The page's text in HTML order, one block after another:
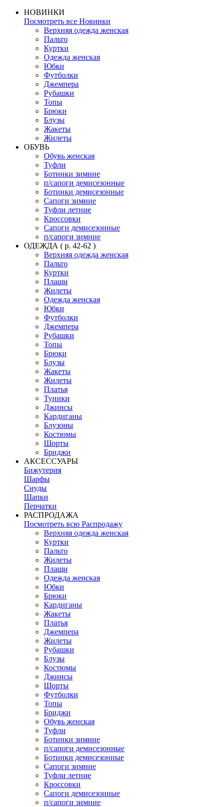
НОВИНКИ
Посмотреть все Новинки
Верхняя одежда женская
Пальто
Куртки
Одежда женская
Юбки
Футболки
Джемпера
Рубашки
Топы
Брюки
Блузы
Жакеты
Жилеты
ОБУВЬ
Обувь женская
Туфли
Ботинки зимние
п/сапоги демисезонные
Ботинки демисезонные
Сапоги зимние
Туфли летние
Кроссовки
Сапоги демисезонные
п/сапоги зимние
ОДЕЖДА ( р. 42-62 )
Верхняя одежда женская
Пальто
Куртки
Плащи
Жилеты
Одежда женская
Юбки
Футболки
Джемпера
Рубашки
Топы
Брюки
Блузы
Жакеты
Жилеты
Платья
Туники
Джинсы
Кардиганы
Блузоны
Костюмы
Шорты
Бриджи
АКСЕССУАРЫ
Бижутерия
Шарфы
Снуды
Шапки
Перчатки
РАСПРОДАЖА
Посмотреть всю Распродажу
Верхняя одежда женская
Куртки
Пальто
Жилеты
Плащи
Одежда женская
Юбки
Брюки
Кардиганы
Жакеты
Платья
Джемпера
Жилеты
Рубашки
Блузы
Костюмы
Джинсы
Шорты
Футболки
Топы
Бриджи
Обувь женская
Туфли
Ботинки зимние
п/сапоги демисезонные
Ботинки демисезонные
Сапоги зимние
Туфли летние
Кроссовки
Сапоги демисезонные
п/сапоги зимние